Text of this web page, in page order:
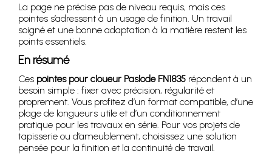
La page ne précise pas de niveau requis, mais ces
pointes s’adressent à un usage de finition. Un travail
soigné et une bonne adaptation à la matière restent les
points essentiels.
En résumé
Ces pointes pour cloueur Paslode FN1835 répondent à un
besoin simple : fixer avec précision, régularité et
proprement. Vous profitez d’un format compatible, d’une
plage de longueurs utile et d’un conditionnement
pratique pour les travaux en série. Pour vos projets de
tapisserie ou d’ameublement, choisissez une solution
pensée pour la finition et la continuité de travail.